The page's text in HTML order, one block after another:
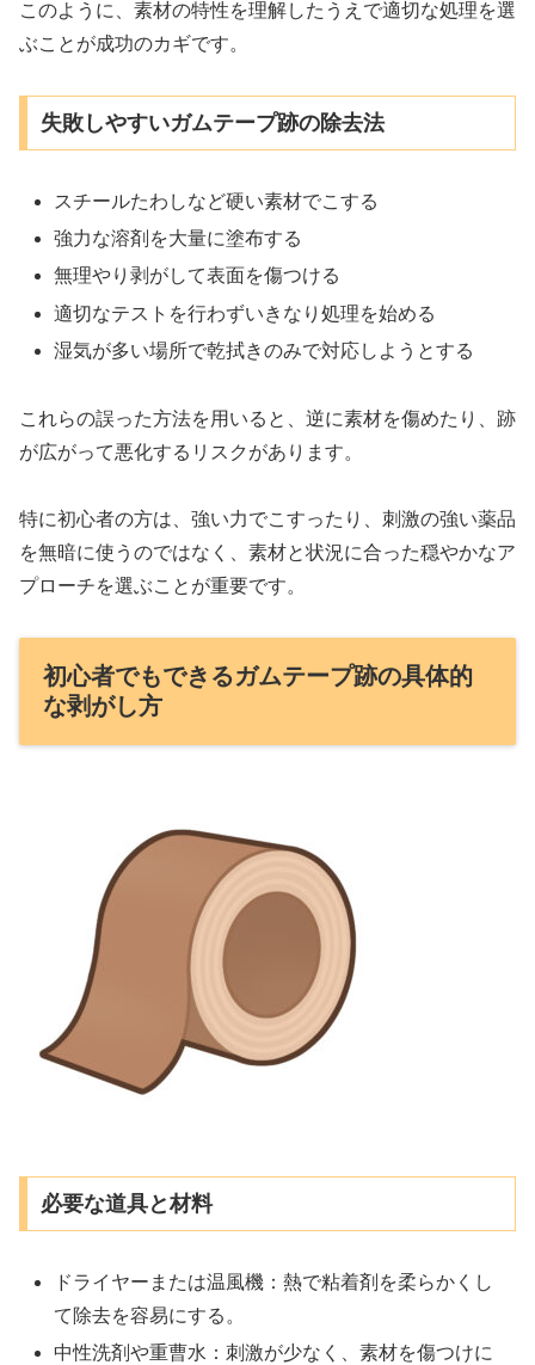
このように、素材の特性を理解したうえで適切な処理を選
ぶことが成功のカギです。
失敗しやすいガムテープ跡の除去法
スチールたわしなど硬い素材でこする
強力な溶剤を大量に塗布する
無理やり剥がして表面を傷つける
適切なテストを行わずいきなり処理を始める
湿気が多い場所で乾拭きのみで対応しようとする
これらの誤った方法を用いると、逆に素材を傷めたり、跡
が広がって悪化するリスクがあります。
特に初心者の方は、強い力でこすったり、刺激の強い薬品
を無暗に使うのではなく、素材と状況に合った穏やかなア
プローチを選ぶことが重要です。
初心者でもできるガムテープ跡の具体的
な剥がし方
必要な道具と材料
ドライヤーまたは温風機：熱で粘着剤を柔らかくし
て除去を容易にする。
中性洗剤や重曹水：刺激が少なく、素材を傷つけに